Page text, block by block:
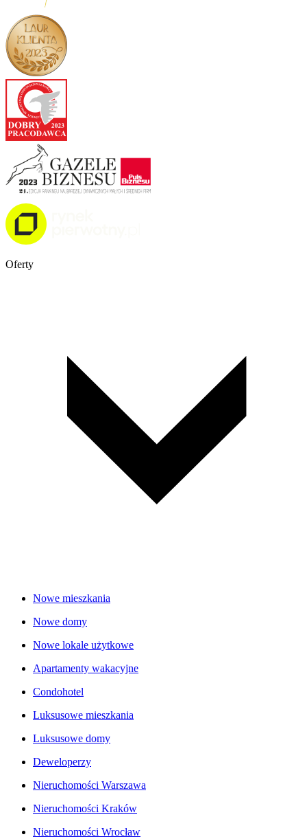
Oferty
Nowe mieszkania
Nowe domy
Nowe lokale użytkowe
Apartamenty wakacyjne
Condohotel
Luksusowe mieszkania
Luksusowe domy
Deweloperzy
Nieruchomości Warszawa
Nieruchomości Kraków
Nieruchomości Wrocław